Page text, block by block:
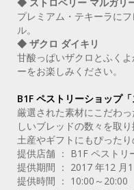
プレミアム・テキーラに
ル。
◆ ザクロ ダイキリ
甘酸っぱいザクロとふく
ーをお楽しみください。
B1F ペストリーショップ「
厳選された素材にこだわ
しいブレッドの数々を取
土産やギフトにもぴった
提供店舗 ： B1F ペストリ
提供期間 ： 2017 年12 月
提供時間 ： 10:00～20:00